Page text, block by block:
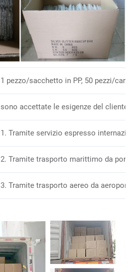
1 pezzo/sacchetto in PP, 50 pezzi/
sono accettate le esigenze del cliente
1. Tramite servizio espresso
2. Tramite trasporto marittimo da
3. Tramite trasporto aereo da